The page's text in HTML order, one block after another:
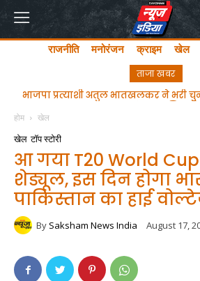
राजनीति मनोरंजन क्राइम खेल
ताजा खबर
होम खेल
खेल टॉप स्टोरी
आ गया T20 World
शेड्यूल, इस दिन होगा
पाकिस्तान का हाई
By Saksham News India August 17,